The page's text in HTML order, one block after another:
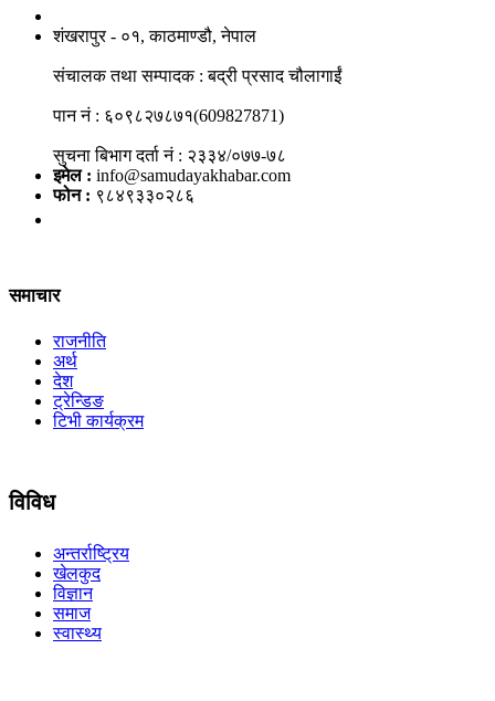
शंखरापुर - ०१, काठमाण्डौ, नेपाल
संचालक तथा सम्पादक : बद्री प्रसाद चौलागाईं
पान नं : ६०९८२७८७१(609827871)
सुचना बिभाग दर्ता नं : २३३४/०७७-७८
इमेल : info@samudayakhabar.com
फोन : ९८४९३३०२८६
समाचार
राजनीति
अर्थ
देश
ट्रेन्डिङ
टिभी कार्यक्रम
विविध
अन्तर्राष्ट्रिय
खेलकुद
विज्ञान
समाज
स्वास्थ्य